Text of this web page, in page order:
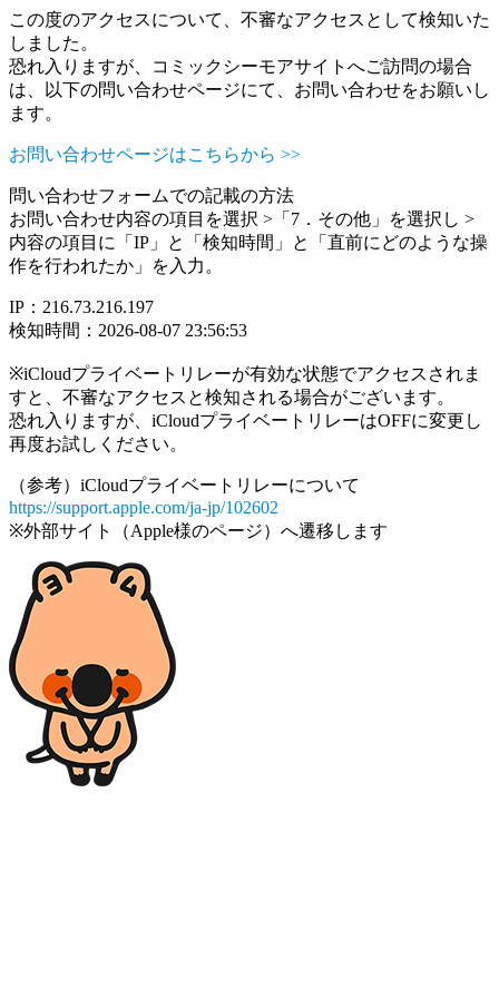
この度のアクセスについて、不審なアクセスとして検知いた
しました。
恐れ入りますが、コミックシーモアサイトへご訪問の場合
は、以下の問い合わせページにて、お問い合わせをお願いし
ます。
お問い合わせページはこちらから >>
問い合わせフォームでの記載の方法
お問い合わせ内容の項目を選択 >「7．その他」を選択し >
内容の項目に「IP」と「検知時間」と「直前にどのような操
作を行われたか」を入力。
IP：216.73.216.197
検知時間：2026-08-07 23:56:53
※iCloudプライベートリレーが有効な状態でアクセスされま
すと、不審なアクセスと検知される場合がございます。
恐れ入りますが、iCloudプライベートリレーはOFFに変更し
再度お試しください。
（参考）iCloudプライベートリレーについて
https://support.apple.com/ja-jp/102602
※外部サイト（Apple様のページ）へ遷移します